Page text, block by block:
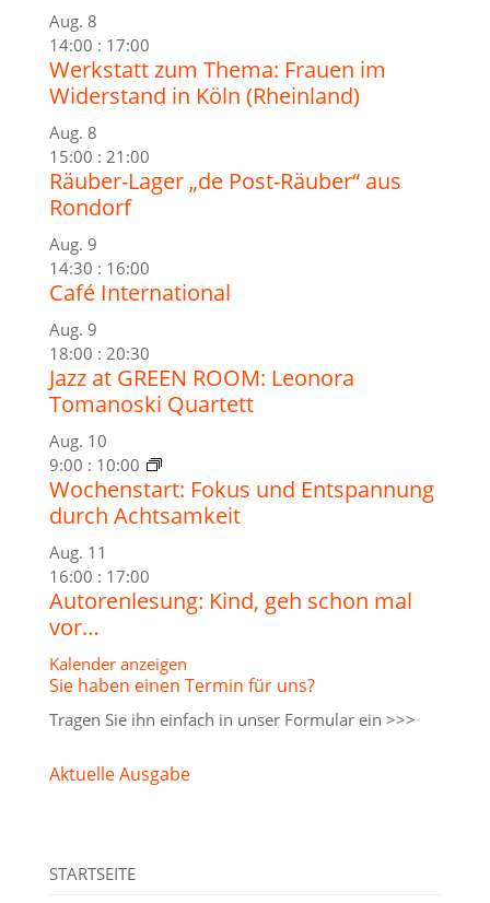
Aug. 8
14:00 : 17:00
Werkstatt zum Thema: Frauen im
Widerstand in Köln (Rheinland)
Aug. 8
15:00 : 21:00
Räuber-Lager „de Post-Räuber“ aus
Rondorf
Aug. 9
14:30 : 16:00
Café International
Aug. 9
18:00 : 20:30
Jazz at GREEN ROOM: Leonora
Tomanoski Quartett
Aug. 10
9:00 : 10:00
Wochenstart: Fokus und Entspannung
durch Achtsamkeit
Aug. 11
16:00 : 17:00
Autorenlesung: Kind, geh schon mal
vor…
Kalender anzeigen
Sie haben einen Termin für uns?
Tragen Sie ihn einfach in unser Formular ein >>>
Aktuelle Ausgabe
STARTSEITE